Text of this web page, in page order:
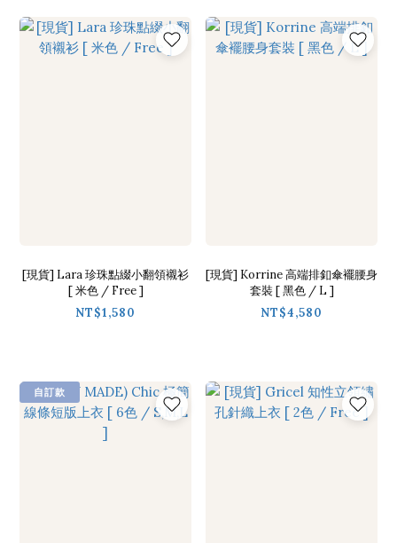
[現貨] Lara 珍珠點綴小翻領襯衫
[ 米色 / Free ]
NT$1,580
[現貨] Korrine 高端排釦傘襬腰身
套裝 [ 黑色 / L ]
NT$4,580
自訂款